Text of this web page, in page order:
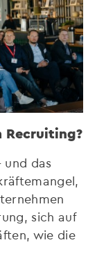
Recruiting?
und das
sich auf
wie die